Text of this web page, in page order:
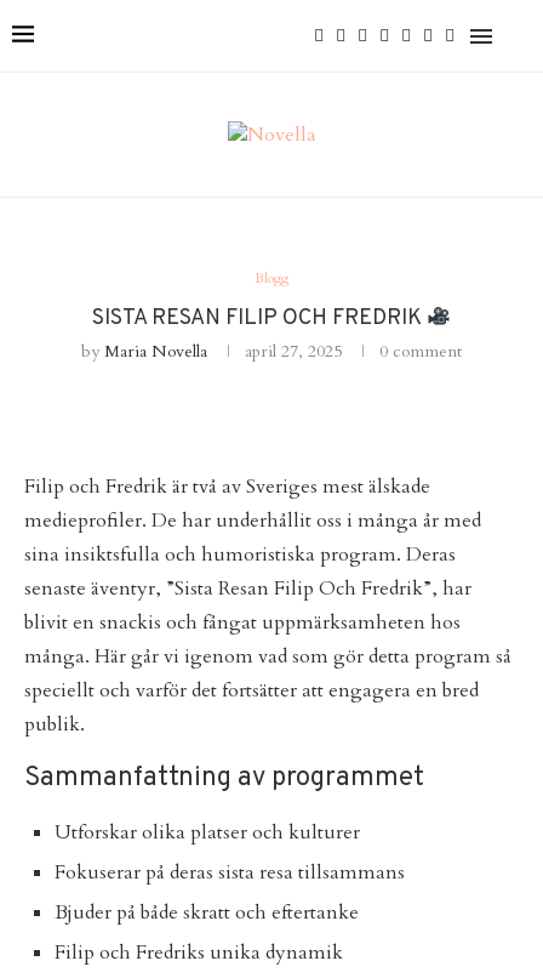
Blogg
SISTA RESAN FILIP OCH FREDRIK
byMaria Novella april 27, 2025 0 comment
Filip och Fredrik är två av Sveriges mest älskade
medieprofiler. De har underhållit oss i många år med
sina insiktsfulla och humoristiska program. Deras
senaste äventyr, ”Sista Resan Filip Och Fredrik”, har
blivit en snackis och fångat uppmärksamheten hos
många. Här går vi igenom vad som gör detta program så
speciellt och varför det fortsätter att engagera en bred
publik.
Sammanfattning av programmet
Utforskar olika platser och kulturer
Fokuserar på deras sista resa tillsammans
Bjuder på både skratt och eftertanke
Filip och Fredriks unika dynamik